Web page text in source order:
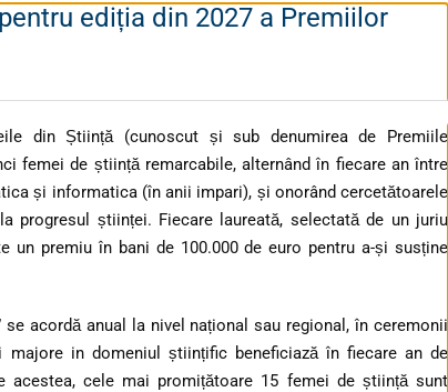
ediția din 2027 a Premiilor
din Știință (cunoscut și sub denumirea de Premiile
femei de știință remarcabile, alternând în fiecare an între
și informatica (în anii impari), și onorând cercetătoarele
progresul științei. Fiecare laureată, selectată de un juriu
un premiu în bani de 100.000 de euro pentru a-și susține
se acordă anual la nivel național sau regional, în ceremonii
in domeniul științific beneficiază în fiecare an de
acestea, cele mai promițătoare 15 femei de știință sunt